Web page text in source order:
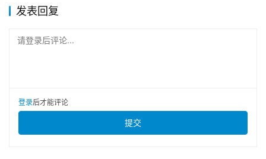
车型，2026款夏的天神之眼B同步完成功能与体验的全面进
阶。依托璇玑架构的技术底座与强化大模型的赋能，为用户
门店
小米汽车微博称:向大家汇报小米汽车开店新进展:1月新
发表回复
请登录后评论...
登录后才能评论
提交